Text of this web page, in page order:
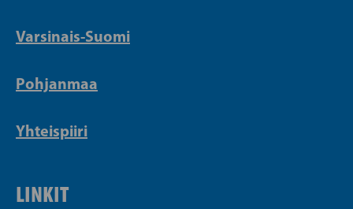
Varsinais-Suomi
Pohjanmaa
Yhteispiiri
LINKIT